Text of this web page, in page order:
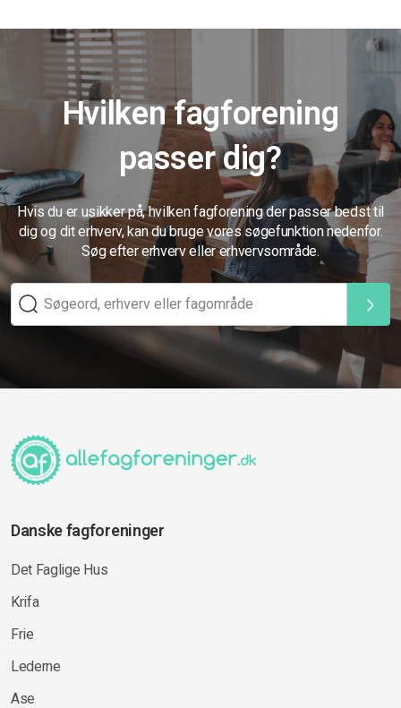
Hvilken fagforening
passer dig?
Hvis du er usikker på, hvilken fagforening der passer bedst til
dig og dit erhverv, kan du bruge vores søgefunktion nedenfor.
Søg efter erhverv eller erhvervsområde.
Danske fagforeninger
Det Faglige Hus
Krifa
Frie
Lederne
Ase